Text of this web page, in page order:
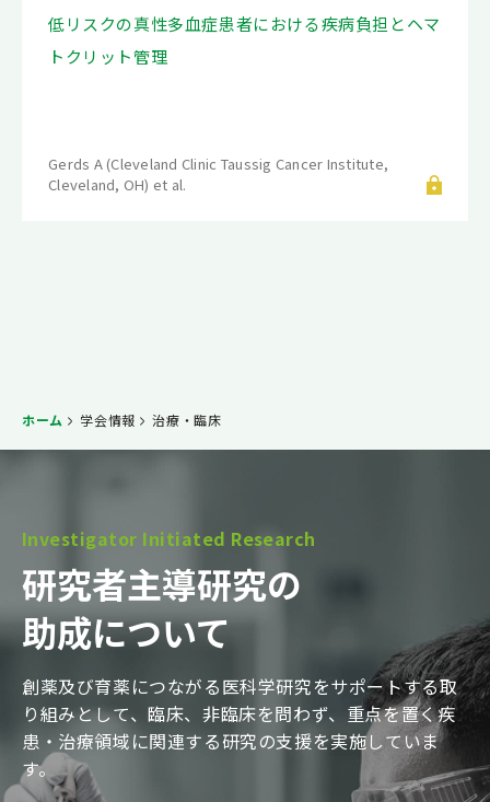
低リスクの真性多血症患者における疾病負担とヘマ
トクリット管理
Gerds A (Cleveland Clinic Taussig Cancer Institute,
Cleveland, OH) et al.
ホーム 学会情報 治療・臨床
Investigator Initiated Research
研究者主導研究の
助成について
創薬及び育薬につながる医科学研究をサポートする取
り組みとして、臨床、非臨床を問わず、重点を置く疾
患・治療領域に関連する研究の支援を実施していま
す。